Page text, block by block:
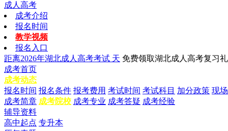
成人高考
成考介绍
报名时间
教学视频
报名入口
距离2026年湖北成人高考考试 天 免费领取湖北成人高考复习
成考首页
成考动态
报名时间 报名条件 报考费用 考试时间 考试科目 加分政策 现
成考简章 成考院校 成考专业 成考答疑 成考经验
辅导资料
高中起点 专升本